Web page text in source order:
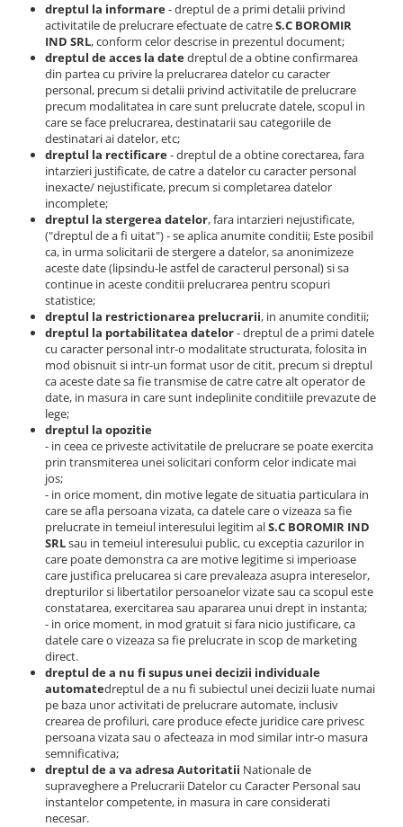
dreptul la informare- dreptul de a primi detalii privind
activitatile de prelucrare efectuate de catreS.C BOROMIR
IND SRL, conform celor descrise in prezentul document;
dreptul de acces la datedreptul de a obtine confirmarea
din partea cu privire la prelucrarea datelor cu caracter
personal, precum si detalii privind activitatile de prelucrare
precum modalitatea in care sunt prelucrate datele, scopul in
care se face prelucrarea, destinatarii sau categoriile de
destinatari ai datelor, etc;
dreptul la rectificare- dreptul de a obtine corectarea, fara
intarzieri justificate, de catre a datelor cu caracter personal
inexacte/ nejustificate, precum si completarea datelor
incomplete;
dreptul la stergerea datelor, fara intarzieri nejustificate,
("dreptul de a fi uitat") - se aplica anumite conditii; Este posibil
ca, in urma solicitarii de stergere a datelor, sa anonimizeze
aceste date (lipsindu-le astfel de caracterul personal) si sa
continue in aceste conditii prelucrarea pentru scopuri
statistice;
dreptul la restrictionarea prelucrarii, in anumite conditii;
dreptul la portabilitatea datelor- dreptul de a primi datele
cu caracter personal intr-o modalitate structurata, folosita in
mod obisnuit si intr-un format usor de citit, precum si dreptul
ca aceste date sa fie transmise de catre catre alt operator de
date, in masura in care sunt indeplinite conditiile prevazute de
lege;
dreptul la opozitie
- in ceea ce priveste activitatile de prelucrare se poate exercita
prin transmiterea unei solicitari conform celor indicate mai
jos;
- in orice moment, din motive legate de situatia particulara in
care se afla persoana vizata, ca datele care o vizeaza sa fie
prelucrate in temeiul interesului legitim alS.C BOROMIR IND
SRLsau in temeiul interesului public, cu exceptia cazurilor in
care poate demonstra ca are motive legitime si imperioase
care justifica prelucarea si care prevaleaza asupra intereselor,
drepturilor si libertatilor persoanelor vizate sau ca scopul este
constatarea, exercitarea sau apararea unui drept in instanta;
- in orice moment, in mod gratuit si fara nicio justificare, ca
datele care o vizeaza sa fie prelucrate in scop de marketing
direct.
dreptul de a nu fi supus unei decizii individuale
automatedreptul de a nu fi subiectul unei decizii luate numai
pe baza unor activitati de prelucrare automate, inclusiv
crearea de profiluri, care produce efecte juridice care privesc
persoana vizata sau o afecteaza in mod similar intr-o masura
semnificativa;
dreptul de a va adresa Autoritatii Nationale de
supraveghere a Prelucrarii Datelor cu Caracter Personal sau
instantelor competente, in masura in care considerati
necesar.